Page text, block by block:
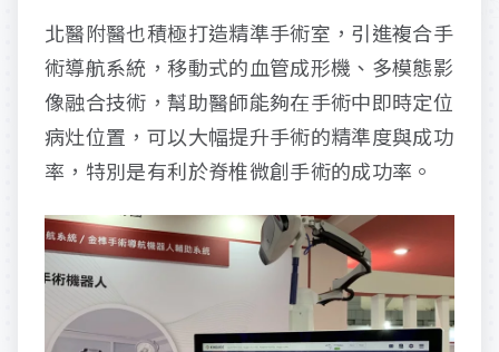
北醫附醫也積極打造精準手術室，引進複合手
術導航系統，移動式的血管成形機、多模態影
像融合技術，幫助醫師能夠在手術中即時定位
病灶位置，可以大幅提升手術的精準度與成功
率，特別是有利於脊椎微創手術的成功率。